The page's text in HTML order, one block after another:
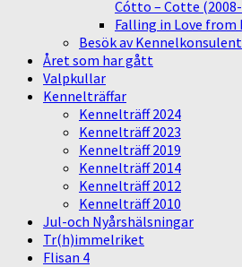
Cótto – Cotte
Falling in Love from
Besök av
Året som har gått
Valpkullar
Kennelträffar
Kennelträff 2024
Kennelträff 2023
Kennelträff 2019
Kennelträff 2014
Kennelträff 2012
Kennelträff 2010
Jul-och Nyårshälsningar
Tr(h)immelriket
Flisan 4